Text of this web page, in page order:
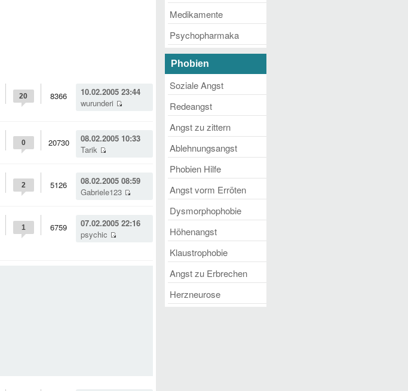
10.02.2005 23:44
wurunderi
8366
20
08.02.2005 10:33
Tarik
20730
0
08.02.2005 08:59
Gabriele123
5126
2
07.02.2005 22:16
psychic
6759
1
Medikamente
Psychopharmaka
Phobien
Soziale Angst
Redeangst
Angst zu zittern
Ablehnungsangst
Phobien Hilfe
Angst vorm Erröten
Dysmorphophobie
Höhenangst
Klaustrophobie
Angst zu Erbrechen
Herzneurose